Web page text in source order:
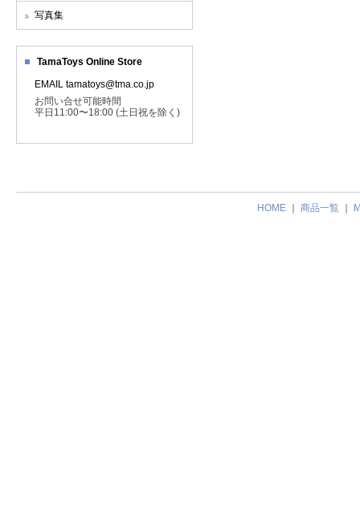
写真集
TamaToys Online Store
EMAIL tamatoys@tma.co.jp
お問い合せ可能時間
平日11:00〜18:00 (土日祝を除く)
HOME 商品一覧